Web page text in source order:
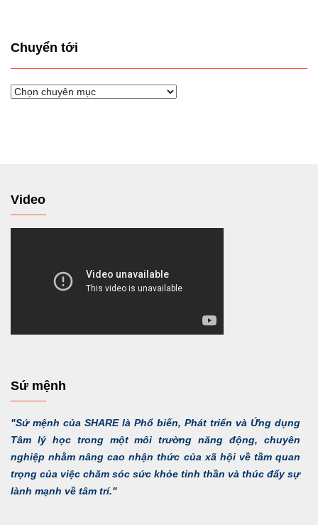
Chuyển tới
Chuyển
Video
Sứ mệnh
"Sứ mệnh của SHARE là Phổ biến, Phát triển và Ứng dụng
Tâm lý học trong một môi trường năng động, chuyên
nghiệp nhằm nâng cao nhận thức của xã hội về tầm quan
trọng của việc chăm sóc sức khỏe tinh thần và thúc đẩy sự
lành mạnh về tâm trí."